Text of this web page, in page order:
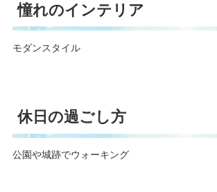
憧れのインテリア
モダンスタイル
休日の過ごし方
公園や城跡でウォーキング